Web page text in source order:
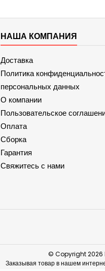
НАША КОМПАНИЯ
Доставка
Политика
персональных данных
О компании
Пользовательское
Оплата
Сборка
Гарантия
Свяжитесь с нами
© Copyright 2026
Заказывая товар в нашем